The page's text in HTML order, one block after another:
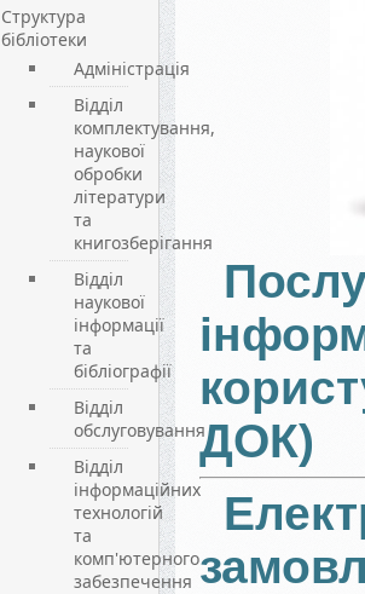
Структура
бібліотеки
Адміністрація
Відділ
комплектування,
наукової
обробки
літератури
та
книгозберігання
Відділ
наукової
інформації
та
бібліографії
Відділ
обслуговування
Відділ
інформаційних
технологій
та
комп'ютерного
забезпечення
ДОК)